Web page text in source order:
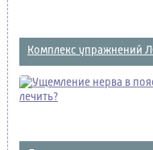
Комплекс упражнений